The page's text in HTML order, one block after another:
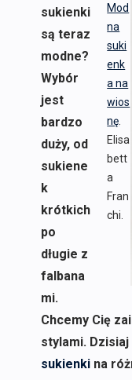
Mod
na
suki
enk
a na
wios
nę
Elisa
bett
a
Fran
chi.
sukienki
są teraz
modne?
Wybór
jest
bardzo
duży, od
sukiene
k
krótkich
po
długie z
falbana
mi.
Chcemy Cię
stylami.
sukienkina